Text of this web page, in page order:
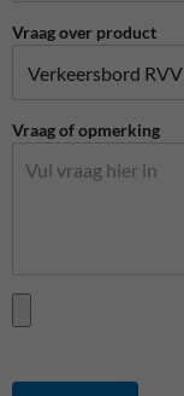
Vraag over product
Vraag of opmerking